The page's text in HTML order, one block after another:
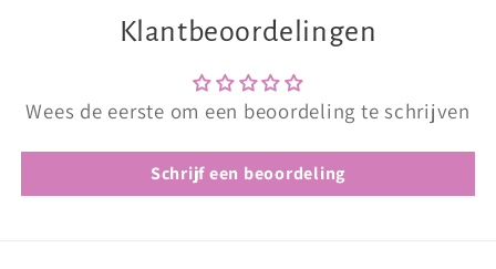
Klantbeoordelingen
Wees de eerste om een beoordeling te schrijven
Schrijf een beoordeling